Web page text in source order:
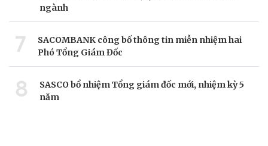
ngành
7
SACOMBANK công bố thông tin miễn nhiệm hai
Phó Tổng Giám Đốc
8
SASCO bổ nhiệm Tổng giám đốc mới, nhiệm kỳ 5
năm